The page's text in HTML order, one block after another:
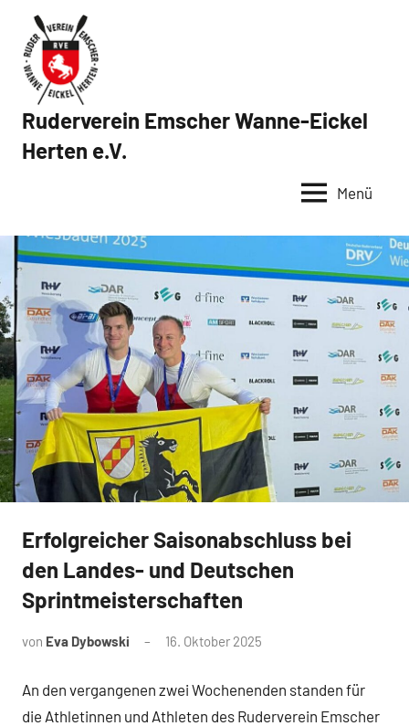
Inhalt
springen
Ruderverein Emscher Wanne-Eickel
Herten e.V.
Menü
News
Erfolgreicher Saisonabschluss bei
den Landes- und Deutschen
Sprintmeisterschaften
von Eva Dybowski 16. Oktober 2025
An den vergangenen zwei Wochenenden standen für
die Athletinnen und Athleten des Ruderverein Emscher